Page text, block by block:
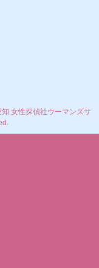
女性探偵社ウーマンズサ